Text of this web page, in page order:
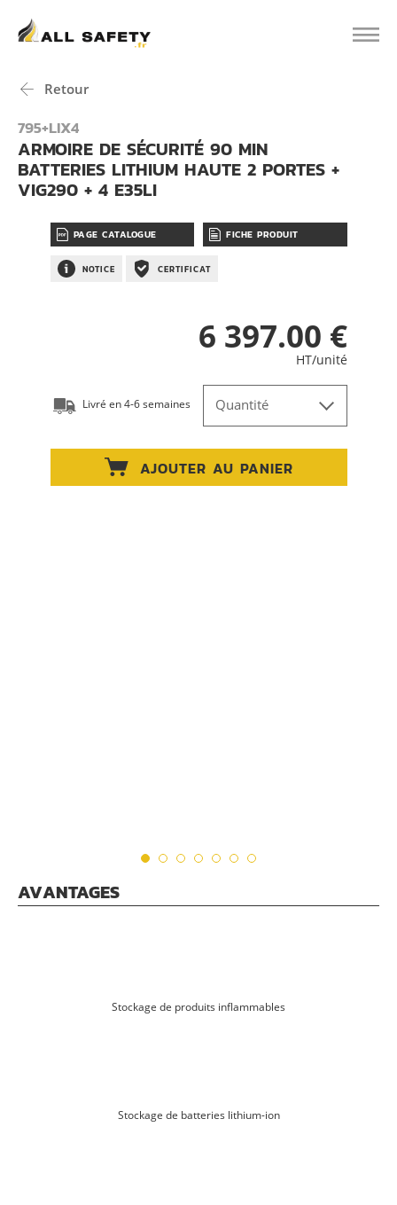
Retour
795+LIX4
ARMOIRE DE SÉCURITÉ 90 MIN
BATTERIES LITHIUM HAUTE 2 PORTES +
VIG290 + 4 E35LI
PAGE CATALOGUE FICHE PRODUIT
NOTICE CERTIFICAT
6 397.00 €
HT/unité
Livré en 4-6 semaines Quantité
AJOUTER AU PANIER
AVANTAGES
Stockage de produits inflammables
Stockage de batteries lithium-ion